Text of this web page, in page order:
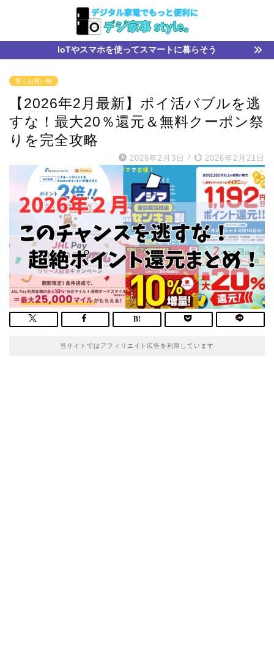
IoTやスマホを使ってスマートに暮らそう
賢くお買い物
【2026年2月最新】ポイ活バブルを逃
すな！最大20％還元＆無料クーポン祭
りを完全攻略
2026年2月3日 / 2026年2月21日
当サイトではアフィリエイト広告を利用しています